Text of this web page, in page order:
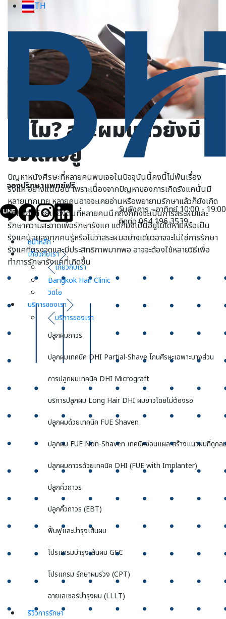
TH
จองปรึกษาแพทย์ฟรี
วันอังคาร - อาทิตย์ 10:00 - 19:00
ติดต่อ 064 196 3539
หน้าหลัก
เกี่ยวกับเรา
เกี่ยวกับเรา
Bangkok Hair Clinic
วิดิโอ
บริการของเรา
บริการของเรา
ปลูกผมถาวร
ปลูกผมเทคนิค DHI Partial-Shave โกนศีรษะเฉพาะบางส่วน
การปลูกผมเทคนิค DHI Micrograft
บริการปลูกผม Long Hair DHI ผมยาวโดยไม่ต้องรอ
ปลูกผมด้วยเทคนิค FUE Shaven
ปลูกผม FUE Non-Shaven เทคนิคซ่อนแผล สร้างแนวผมที่ดูกล
ปลูกผมถาวรด้วยเทคนิค DHI (FUE with Implanter)
ปลูกคิ้วถาวร
ปลูกคิ้วถาวร (EBT)
ฟื้นฟูและบำรุงเส้นผม
โปรแกรมบำรุงเส้นผม GFC
โปรแกรม รักษาผมร่วง (CPT)
ฉายเลเซอร์บำรุงผม (LLLT)
รีวิวการรักษา
ทำไม? สระผมแล้วยังมี
รังแคอยู่
ปัญหาหนังศีรษะที่หลายคนพบเจอในปัจจุบันนี้คงนี้ไม่พ้นเรื่อง
รังแค อย่างแน่นอน เพราะเนื่องจากปัญหาของการเกิดรังแคนั้นมี
หลายมากมาย หลายคนอาจจะเคยอ่านหรือพยายามรักษาแล้วก็ยังเกิด
รังแคอยู่ดี วิธีเบื้องต้นที่หลายคนนึกถึงก็คงจะเป็นการสระผมและ
รักษาความสะอาดเพื่อรักษารังแค แต่ก็ยังเป็นอยู่ไม่ได้หายหรือเป็น
รังแคน้อยลงทุกคนรู้หรือไม่ว่าสระผมอย่างเดียวอาจจะไม่ใช่การรักษา
รังแคที่ตรงจุดและมีประสิทธิภาพมากพอ อาจจะต้องใช้หลายวิธีเพื่อ
ทำการรักษารังแคที่เกิดขึ้น